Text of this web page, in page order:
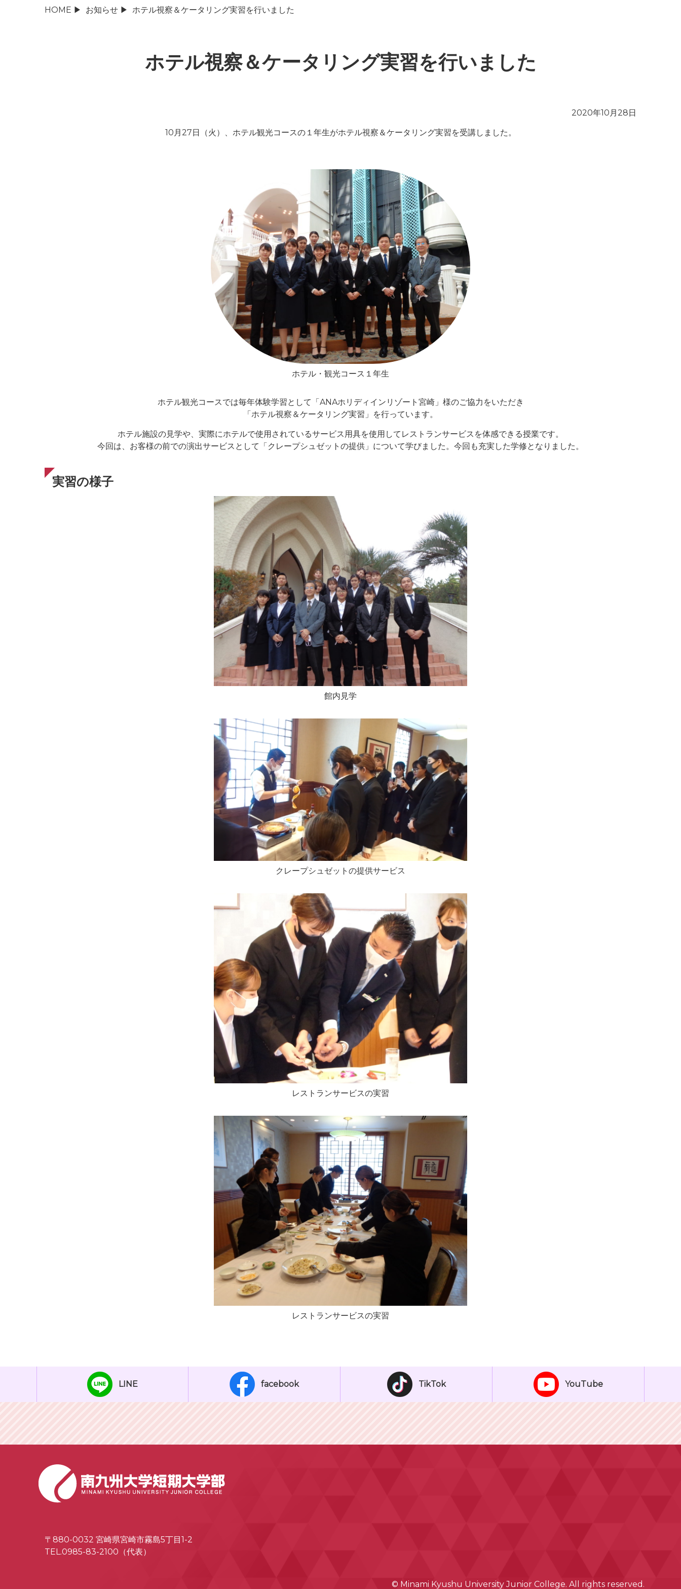
HOME ▶ お知らせ ▶ ホテル視察＆ケータリング実習を行いました
ホテル視察＆ケータリング実習を行いました
2020年10月28日
10月27日（火）、ホテル観光コースの１年生がホテル視察＆ケータリング実習を受講しました。
ホテル・観光コース１年生
ホテル観光コースでは毎年体験学習として「ANAホリディインリゾート宮崎」様のご協力をいただき
「ホテル視察＆ケータリング実習」を行っています。
ホテル施設の見学や、実際にホテルで使用されているサービス用具を使用してレストランサービスを体感できる授業です。
今回は、お客様の前での演出サービスとして「クレープシュゼットの提供」について学びました。今回も充実した学修となりました。
実習の様子
館内見学
クレープシュゼットの提供サービス
レストランサービスの実習
レストランサービスの実習
LINE facebook TikTok YouTube
〒880-0032 宮崎県宮崎市霧島5丁目1-2
TEL.0985-83-2100（代表）
© Minami Kyushu University Junior College. All rights reserved.